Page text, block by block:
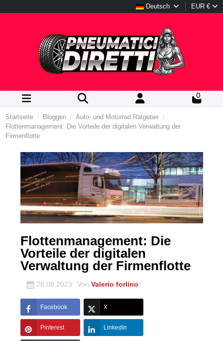
Deutsch EUR €
0
Startseite Bloggen
Auto- und Motorrad Ratgeber
Flottenmanagement: Die Vorteile der digitalen Verwaltung der
Firmenflotte
Flottenmanagement: Die
Vorteile der digitalen
Verwaltung der Firmenflotte
28.08.2023 Von Valerio forlino
Facebook X
Pinterest LinkedIn